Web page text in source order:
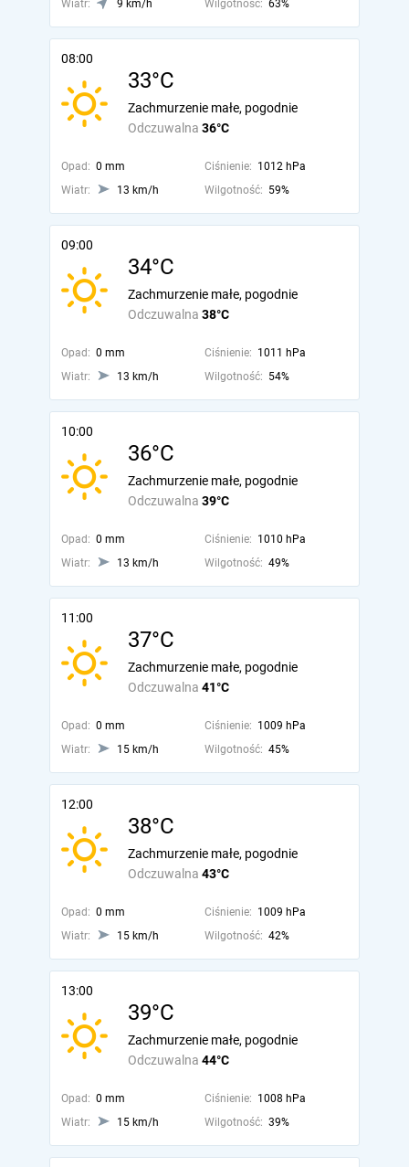
Wiatr: 9 km/h Wilgotność: 63%
08:00
33°C
Odczuwalna 36°C
Zachmurzenie małe, pogodnie
Opad: 0 mm Ciśnienie: 1012 hPa
Wiatr:
13 km/h Wilgotność: 59%
09:00
34°C
Odczuwalna 38°C
Zachmurzenie małe, pogodnie
Opad: 0 mm Ciśnienie: 1011 hPa
Wiatr:
13 km/h Wilgotność: 54%
10:00
36°C
Odczuwalna 39°C
Zachmurzenie małe, pogodnie
Opad: 0 mm Ciśnienie: 1010 hPa
Wiatr:
13 km/h Wilgotność: 49%
11:00
37°C
Odczuwalna 41°C
Zachmurzenie małe, pogodnie
Opad: 0 mm Ciśnienie: 1009 hPa
Wiatr:
15 km/h Wilgotność: 45%
12:00
38°C
Odczuwalna 43°C
Zachmurzenie małe, pogodnie
Opad: 0 mm Ciśnienie: 1009 hPa
Wiatr:
15 km/h Wilgotność: 42%
13:00
39°C
Odczuwalna 44°C
Zachmurzenie małe, pogodnie
Opad: 0 mm Ciśnienie: 1008 hPa
Wiatr:
15 km/h Wilgotność: 39%